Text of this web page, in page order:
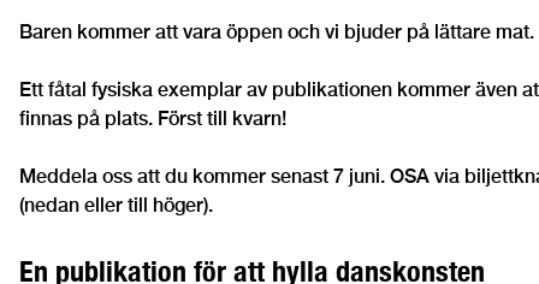
Baren kommer att vara öppen och vi bjuder på lättare mat.
Ett fåtal fysiska exemplar av publikationen kommer även
finnas på plats. Först till kvarn!
Meddela oss att du kommer senast 7 juni. OSA via
(nedan eller till höger).
En publikation för att hylla danskonsten